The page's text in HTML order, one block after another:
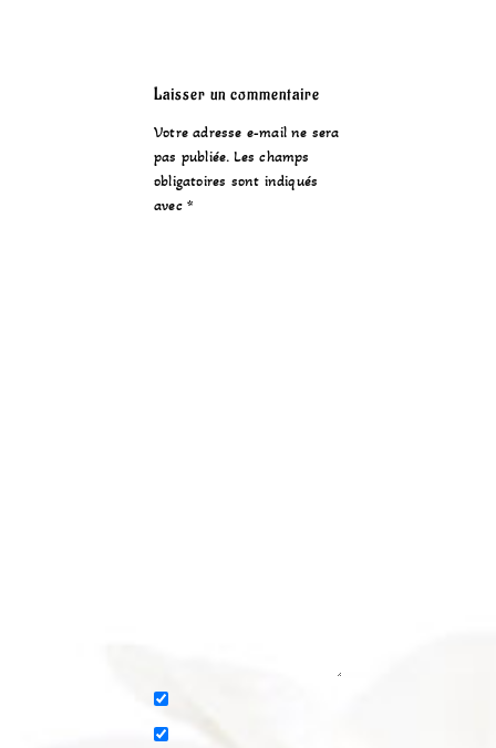
Laisser un commentaire
Votre adresse e-mail ne sera
pas publiée. Les champs
obligatoires sont indiqués
avec *